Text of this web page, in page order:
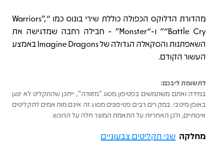
מהדורת הדלוקס הכפולה כוללת שירי בונוס כמו “Warriors”,
“Battle Cry” ו-“Monster” - חבילה רחבה שמדגישה את
השאפתנות והסקאלה הגדולה של Imagine Dragons באמצע
העשור הקודם.
לתשומת ליבכם:
במידה ואתם משתמשים בפטיפון מסוג "מזוודה", ייתכן שהתקליט לא ינוגן
באופן מיטבי. במקרים רבים פטיפונים מסוג זה אינם מותאמים לתקליטים
איכותיים, ולכן האחריות על התאמת המוצר חלה על הרוכש.
מחלקה שני תקליטים צבעוניים